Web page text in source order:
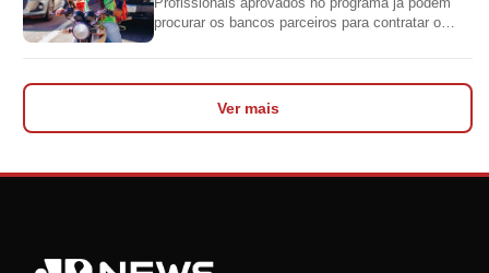
procurar os bancos parceiros para contratar o
Ver mais